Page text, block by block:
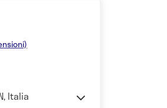
Italia